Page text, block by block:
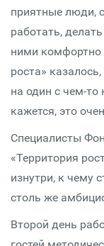
приятные люди,
работать,
ними комфортно
роста»
на один с чем-
кажется, это
Специалисты
«Территория
изнутри, к чему
столь же
Второй день